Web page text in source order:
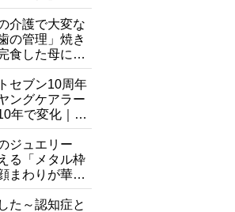
介護で大変な
の管理」焼き
食した母に息
引いた理由
セブン10周年
ングケアラー
年で変化｜流
ミネート、法
れたが果たし
ジュエリー
る「メタル枠
まわりが華や
粒」の使い分
た～認知症と